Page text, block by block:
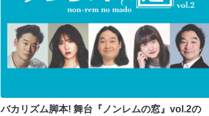
バカリズム脚本! 舞台『ノンレムの窓』vol.2の